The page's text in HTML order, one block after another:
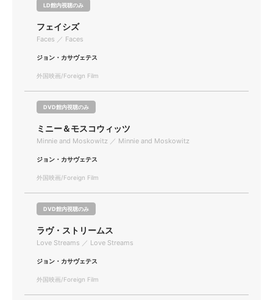
LD館内視聴のみ
フェイシズ
Faces ／ Faces
ジョン・カサヴェテス
外国映画/Foreign Film
DVD館内視聴のみ
ミニー＆モスコウィッツ
Minnie and Moskowitz ／ Minnie and Moskowitz
ジョン・カサヴェテス
外国映画/Foreign Film
DVD館内視聴のみ
ラヴ・ストリームス
Love Streams ／ Love Streams
ジョン・カサヴェテス
外国映画/Foreign Film